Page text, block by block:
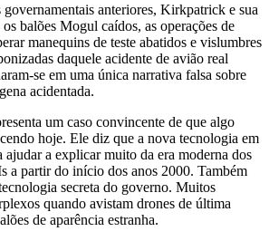
anteriores, Kirkpatrick e sua
balões Mogul caídos, as operações de
manequins de teste abatidos e vislumbres
daquele acidente de avião real
se em uma única narrativa falsa sobre
acidentada.
um caso convincente de que algo
hoje. Ele diz que a nova tecnologia em
ajudar a explicar muito da era moderna dos
a partir do início dos anos 2000. Também
secreta do governo. Muitos
quando avistam drones de última
de aparência estranha.